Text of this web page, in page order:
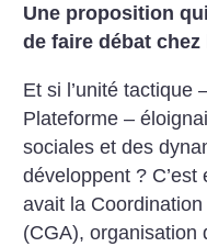
Une proposition
de faire débat
Et si l’unité tactique
Plateforme –
sociales et des
développent ? C’est
avait la
(CGA), organisation